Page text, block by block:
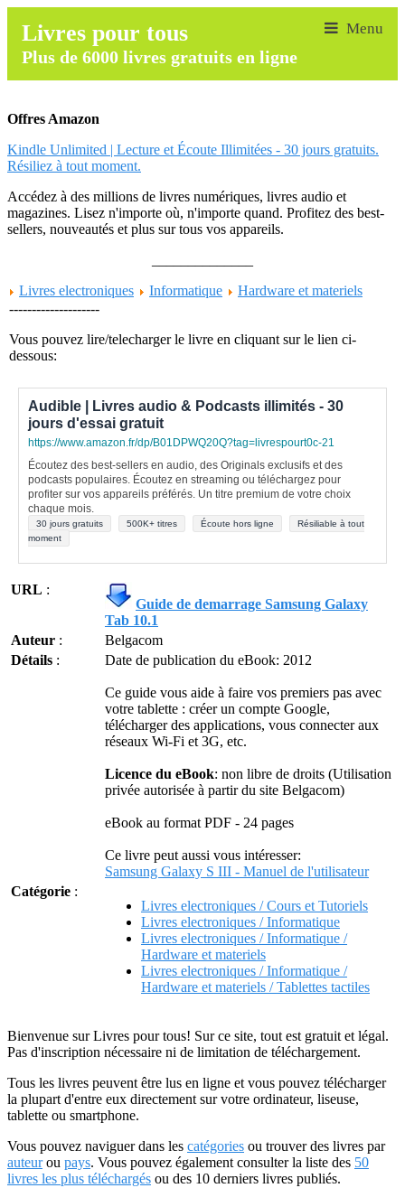
Livres pour tous
Plus de 6000 livres gratuits en ligne
Offres Amazon
Kindle Unlimited | Lecture et Écoute Illimitées - 30 jours gratuits.
Résiliez à tout moment.
Accédez à des millions de livres numériques, livres audio et
magazines. Lisez n'importe où, n'importe quand. Profitez des best-
sellers, nouveautés et plus sur tous vos appareils.
Livres electroniques
Informatique
Hardware et materiels
--------------------
Vous pouvez lire/telecharger le livre en cliquant sur le lien ci-
dessous:
Audible | Livres audio & Podcasts illimités - 30
jours d'essai gratuit
https://www.amazon.fr/dp/B01DPWQ20Q?tag=livrespourt0c-21
Écoutez des best-sellers en audio, des Originals exclusifs et des
podcasts populaires. Écoutez en streaming ou téléchargez pour
profiter sur vos appareils préférés. Un titre premium de votre choix
chaque mois.
30 jours gratuits 500K+ titres Écoute hors ligne
Résiliable à tout
moment
URL :
Guide de demarrage Samsung Galaxy
Tab 10.1
Auteur :
Belgacom
Détails : Date de publication du eBook: 2012
Ce guide vous aide à faire vos premiers pas avec
votre tablette : créer un compte Google,
télécharger des applications, vous connecter aux
réseaux Wi-Fi et 3G, etc.
Licence du eBook: non libre de droits (Utilisation
privée autorisée à partir du site Belgacom)
eBook au format PDF - 24 pages
Ce livre peut aussi vous intéresser:
Samsung Galaxy S III - Manuel de l'utilisateur
Catégorie :
Livres electroniques / Cours et Tutoriels
Livres electroniques / Informatique
Livres electroniques / Informatique /
Hardware et materiels
Livres electroniques / Informatique /
Hardware et materiels / Tablettes tactiles
Bienvenue sur Livres pour tous! Sur ce site, tout est gratuit et légal.
Pas d'inscription nécessaire ni de limitation de téléchargement.
Tous les livres peuvent être lus en ligne et vous pouvez télécharger
la plupart d'entre eux directement sur votre ordinateur, liseuse,
tablette ou smartphone.
Vous pouvez naviguer dans les catégories ou trouver des livres par
auteurou pays. Vous pouvez également consulter la liste des 50
livres les plus téléchargés ou des 10 derniers livres publiés.